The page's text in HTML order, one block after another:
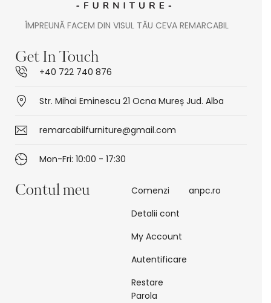
ÎMPREUNĂ FACEM DIN VISUL TĂU CEVA REMARCABIL
Get In Touch
+40 722 740 876
Str. Mihai Eminescu 21 Ocna Mureș Jud. Alba
remarcabilfurniture@gmail.com
Mon-Fri: 10:00 - 17:30
Contul meu
Comenzi
Detalii cont
My Account
Autentificare
Restare
Parola
anpc.ro